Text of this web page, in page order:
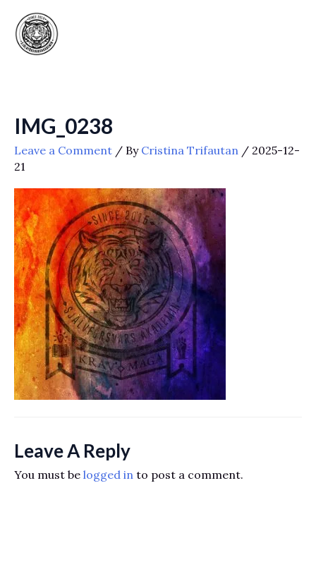
content
IMG_0238
Leave a Comment / By Cristina Trifautan / 2025-12-
21
Leave A Reply
You must be logged in to post a comment.